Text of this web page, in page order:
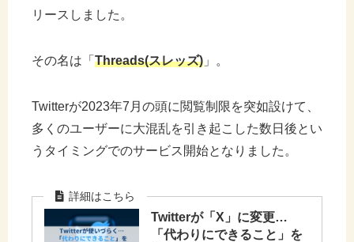
リースしました。
その名は「 Threads(スレッズ) 」。
Twitterが2023年7月の頭に閲覧制限を突如設けて、
多くのユーザーに大混乱を引き起こした数日後とい
うタイミングでのサービス開始となりました。
Twitterが「X」に変更…
「代わりにできること」を